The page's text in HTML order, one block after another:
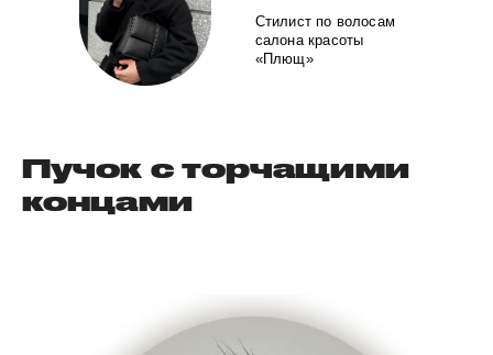
Стилист по волосам
салона красоты
«Плющ»
Пучок с торчащими
концами